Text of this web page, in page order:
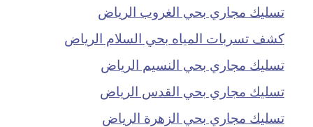
تسليك مجاري بحي الغروب الرياض
كشف تسربات المياه بحي السلام الرياض
تسليك مجاري بحي النسيم الرياض
تسليك مجاري بحي القدس الرياض
تسليك مجاري بحي الزهرة الرياض